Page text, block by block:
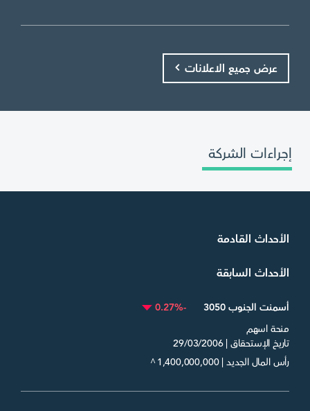
عرض جميع الاعلانات
إجراءات الشركة
الأحداث القادمة
الأحداث السابقة
أسمنت الجنوب 3050
-0.27%
منحة اسهم
تاريخ الإستحقاق | 29/03/2006
رأس المال الجديد | 1,400,000,000
^